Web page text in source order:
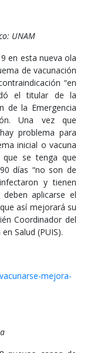
UNAM
en esta nueva ola
de vacunación
“en
el titular de la
de la Emergencia
Una vez que
problema para
inicial o vacuna
se tenga que
días “no son de
y tienen
aplicarse el
así mejorará su
Coordinador del
Salud (PUIS).
mejora-